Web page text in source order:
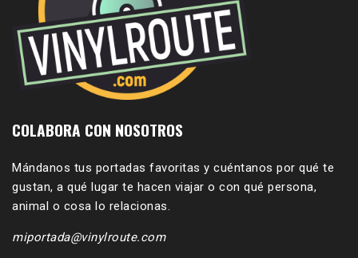
COLABORA CON NOSOTROS
Mándanos tus portadas favoritas y cuéntanos por qué te
gustan, a qué lugar te hacen viajar o con qué persona,
animal o cosa lo relacionas.
miportada@vinylroute.com